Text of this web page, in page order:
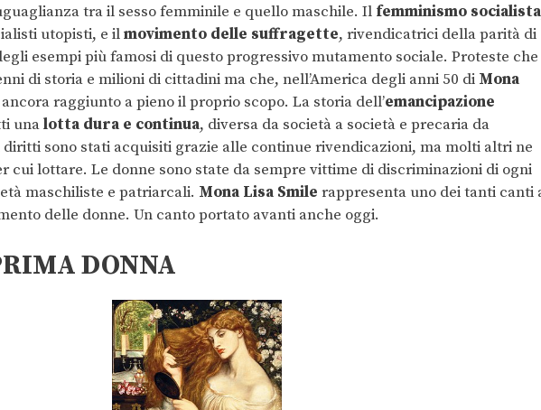
tra il sesso femminile e quello maschile. Il femminismo socialista
utopisti, e ilmovimento delle suffragette, rivendicatrici della parità di
esempi più famosi di questo progressivo mutamento sociale. Proteste che
di storia e milioni di cittadini ma che, nell’America degli anni 50 di Mona
raggiunto a pieno il proprio scopo. La storia dell’emancipazione
unalotta dura e continua, diversa da società a società e precaria da
diritti sono stati acquisiti grazie alle continue rivendicazioni, ma molti altri ne
cui lottare. Le donne sono state da sempre vittime di discriminazioni di ogni
maschiliste e patriarcali. Mona Lisa Smile rappresenta uno dei tanti canti
delle donne. Un canto portato avanti anche oggi.
DONNA